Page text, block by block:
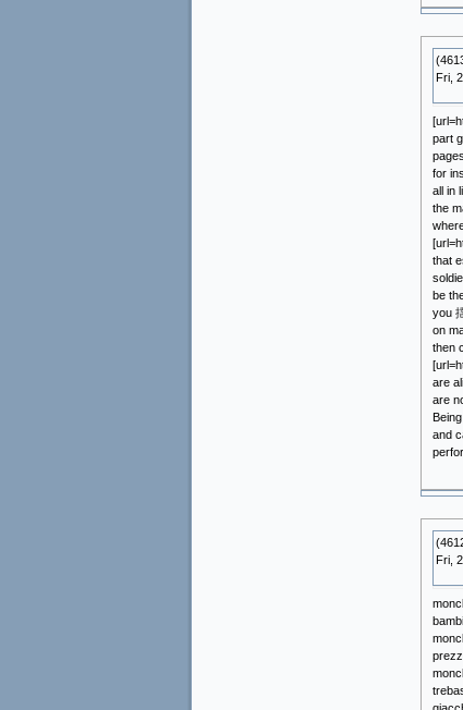
Fri,
part
for
all in
the
that
be
you
on
then
are
are
and
Fri,